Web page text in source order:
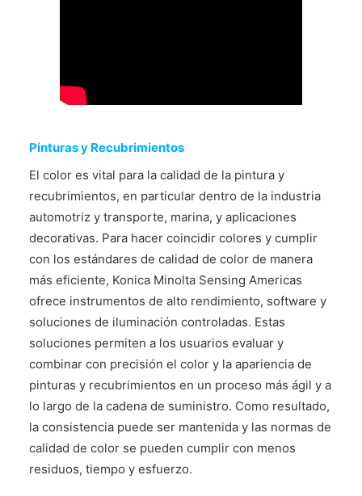
Pinturas y Recubrimientos
El color es vital para la calidad de la pintura y
recubrimientos, en particular dentro de la industria
automotriz y transporte, marina, y aplicaciones
decorativas. Para hacer coincidir colores y cumplir
con los estándares de calidad de color de manera
más eficiente, Konica Minolta Sensing Americas
ofrece instrumentos de alto rendimiento, software y
soluciones de iluminación controladas. Estas
soluciones permiten a los usuarios evaluar y
combinar con precisión el color y la apariencia de
pinturas y recubrimientos en un proceso más ágil y a
lo largo de la cadena de suministro. Como resultado,
la consistencia puede ser mantenida y las normas de
calidad de color se pueden cumplir con menos
residuos, tiempo y esfuerzo.